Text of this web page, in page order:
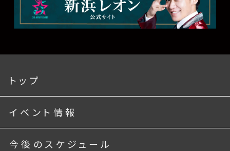
トップ
イベント情報
今後のスケジュール